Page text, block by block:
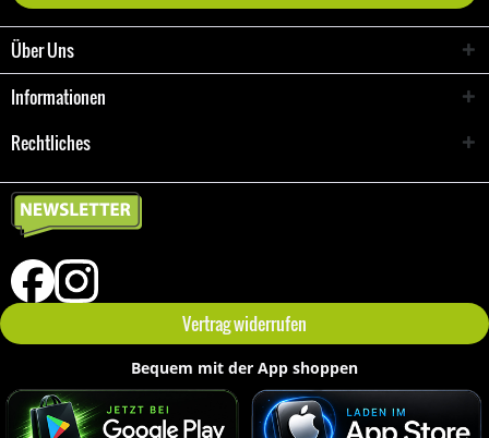
Über Uns
Informationen
Rechtliches
Vertrag widerrufen
Bequem mit der App shoppen